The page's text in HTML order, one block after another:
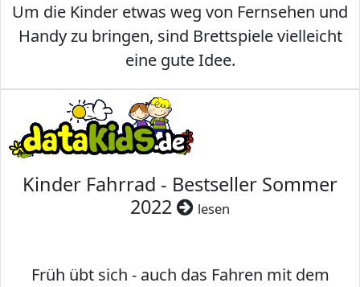
Um die Kinder etwas weg von Fernsehen und
Handy zu bringen, sind Brettspiele vielleicht
eine gute Idee.
Kinder Fahrrad - Bestseller Sommer
2022
lesen
Früh übt sich - auch das Fahren mit dem